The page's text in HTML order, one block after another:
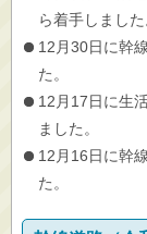
ら着手しました
12月30日に幹
た。
12月17日に生
ました。
12月16日に幹
た。